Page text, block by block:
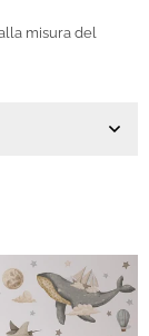
misura del